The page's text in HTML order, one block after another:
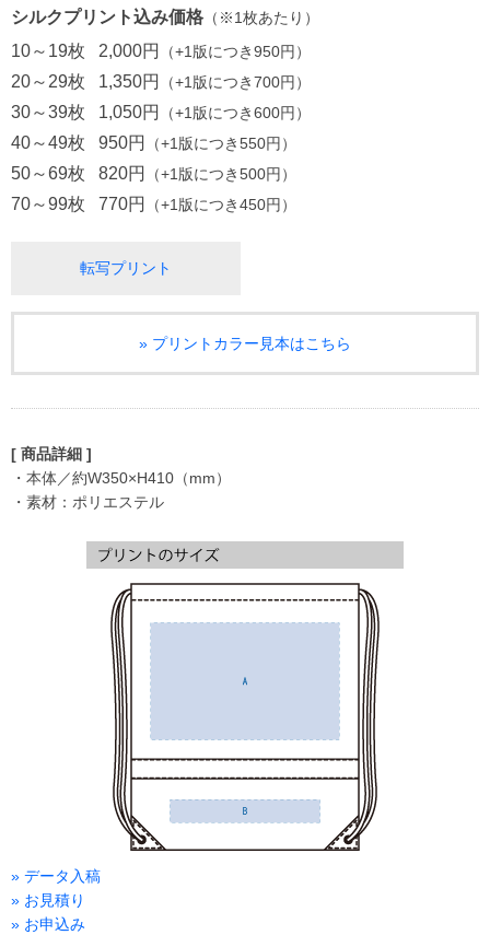
シルクプリント込み価格 （※1枚あたり）
10～19枚
20～29枚
30～39枚
40～49枚
50～69枚
70～99枚
2,000円 （+1版につき950円）
1,350円 （+1版につき700円）
1,050円 （+1版につき600円）
950円 （+1版につき550円）
820円 （+1版につき500円）
770円 （+1版につき450円）
転写プリント
» プリントカラー見本はこちら
[ 商品詳細 ]
・本体／約W350×H410（mm）
・素材：ポリエステル
» データ入稿
» お見積り
» お申込み